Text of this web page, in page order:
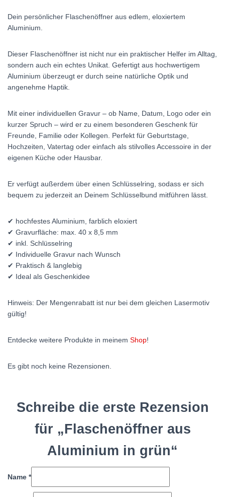
Dein persönlicher Flaschenöffner aus edlem, eloxiertem
Aluminium.
Dieser Flaschenöffner ist nicht nur ein praktischer Helfer im Alltag,
sondern auch ein echtes Unikat. Gefertigt aus hochwertigem
Aluminium überzeugt er durch seine natürliche Optik und
angenehme Haptik.
Mit einer individuellen Gravur – ob Name, Datum, Logo oder ein
kurzer Spruch – wird er zu einem besonderen Geschenk für
Freunde, Familie oder Kollegen. Perfekt für Geburtstage,
Hochzeiten, Vatertag oder einfach als stilvolles Accessoire in der
eigenen Küche oder Hausbar.
Er verfügt außerdem über einen Schlüsselring, sodass er sich
bequem zu jederzeit an Deinem Schlüsselbund mitführen lässt.
✔ hochfestes Aluminium, farblich eloxiert
✔ Gravurfläche: max. 40 x 8,5 mm
✔ inkl. Schlüsselring
✔ Individuelle Gravur nach Wunsch
✔ Praktisch & langlebig
✔ Ideal als Geschenkidee
Hinweis: Der Mengenrabatt ist nur bei dem gleichen Lasermotiv
gültig!
Entdecke weitere Produkte in meinem Shop!
Es gibt noch keine Rezensionen.
Schreibe die erste Rezension
für „Flaschenöffner aus
Aluminium in grün“
Name *